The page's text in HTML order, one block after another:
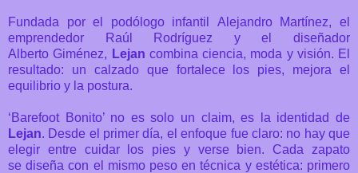
Fundada por el podólogo infantil Alejandro Martínez, el
emprendedor Raúl Rodríguez y el diseñador
Alberto Giménez, Lejan combina ciencia, moda y visión. El
resultado: un calzado que fortalece los pies, mejora el
equilibrio y la postura.
‘Barefoot Bonito’ no es solo un claim, es la identidad de
Lejan. Desde el primer día, el enfoque fue claro: no hay que
elegir entre cuidar los pies y verse bien. Cada zapato
se diseña con el mismo peso en técnica y estética: primero